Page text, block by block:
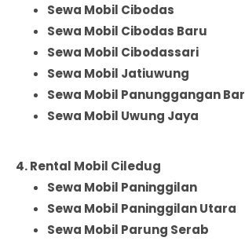
Sewa Mobil Cibodas
Sewa Mobil Cibodas Baru
Sewa Mobil Cibodassari
Sewa Mobil Jatiuwung
Sewa Mobil Panunggangan
Sewa Mobil Uwung Jaya
4. Rental Mobil Ciledug
Sewa Mobil Paninggilan
Sewa Mobil Paninggilan Utara
Sewa Mobil Parung Serab